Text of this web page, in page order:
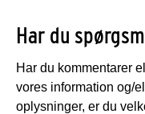
Har du
Har du kommentarer
vores information og/
oplysninger, er du